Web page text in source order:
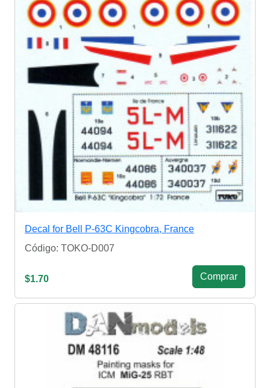
Decal for Bell P-63C Kingcobra, France
Código: TOKO-D007
$1.70 Сomprar